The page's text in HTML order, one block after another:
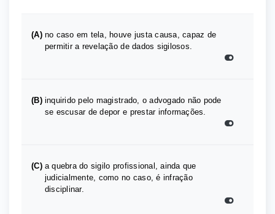
(A) no caso em tela, houve justa causa, capaz de
permitir a revelação de dados sigilosos.
(B) inquirido pelo magistrado, o advogado não pode
se escusar de depor e prestar informações.
(C) a quebra do sigilo profissional, ainda que
judicialmente, como no caso, é infração
disciplinar.